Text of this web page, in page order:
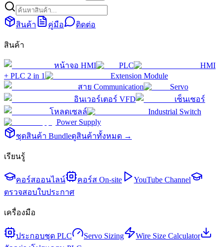
สินค้า คู่มือ ติดต่อ
สินค้า
หน้าจอ HMI PLC
HMI
+ PLC 2 in 1
Extension Module
สาย Communication
Servo
อินเวอร์เตอร์ VFD
เซ็นเซอร์
โหลดเซลล์
Industrial Switch
Power Supply
ชุดสินค้า Bundleดูสินค้าทั้งหมด →
เรียนรู้
คอร์สออนไลน์ คอร์ส On-site
YouTube Channel
ตรวจสอบใบประกาศ
เครื่องมือ
ประกอบชุด PLC Servo Sizing
Wire Size Calculator